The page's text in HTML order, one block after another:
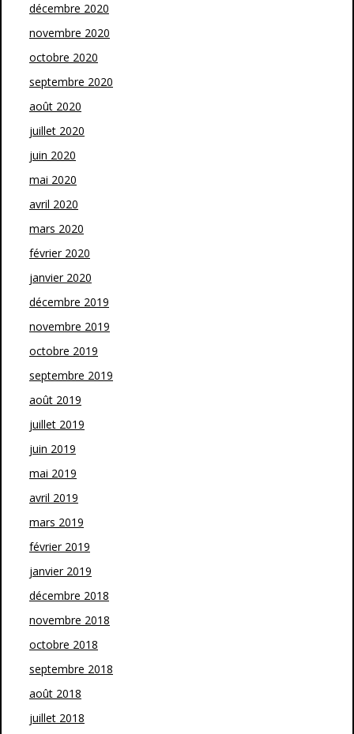
décembre 2020
novembre 2020
octobre 2020
septembre 2020
août 2020
juillet 2020
juin 2020
mai 2020
avril 2020
mars 2020
février 2020
janvier 2020
décembre 2019
novembre 2019
octobre 2019
septembre 2019
août 2019
juillet 2019
juin 2019
mai 2019
avril 2019
mars 2019
février 2019
janvier 2019
décembre 2018
novembre 2018
octobre 2018
septembre 2018
août 2018
juillet 2018